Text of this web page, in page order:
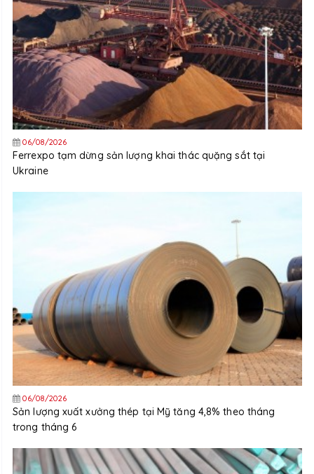
06/08/2026
Ferrexpo tạm dừng sản lượng khai thác quặng sắt tại
Ukraine
06/08/2026
Sản lượng xuất xưởng thép tại Mỹ tăng 4,8% theo tháng
trong tháng 6